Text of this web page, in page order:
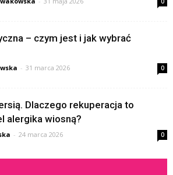
– czym jest i jak wybrać
- 31 marca 2026 0
Dlaczego rekuperacja to
alergika wiosną?
- 24 marca 2026 0